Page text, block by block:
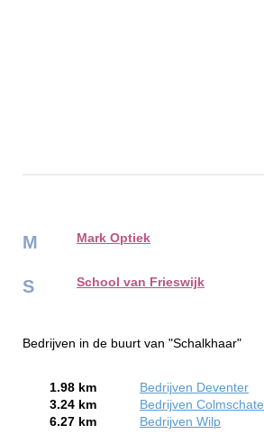
M Mark Optiek
S School van Frieswijk
Bedrijven in de buurt van "Schalkhaar"
1.98 km
Bedrijven Deventer
3.24 km
Bedrijven Colmschate
6.27 km
Bedrijven Wilp